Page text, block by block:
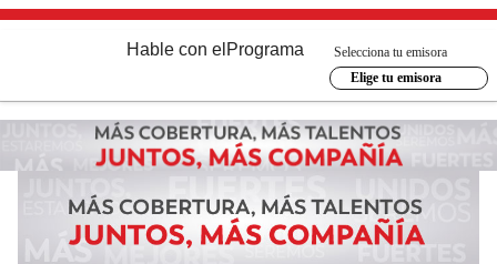
Hable con el Programa
Selecciona tu emisora
Elige tu emisora